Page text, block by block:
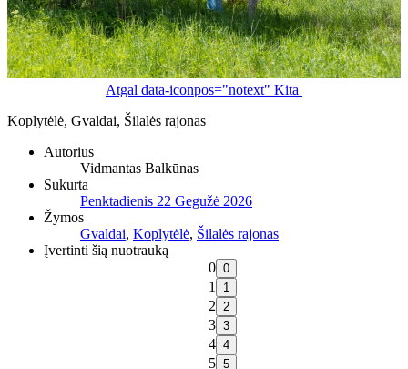
Atgal data-iconpos="notext" Kita
Koplytėlė, Gvaldai, Šilalės rajonas
Autorius
Vidmantas Balkūnas
Sukurta
Penktadienis 22 Gegužė 2026
Žymos
Gvaldai, Koplytėlė, Šilalės rajonas
Įvertinti šią nuotrauką
0
1
2
3
4
5